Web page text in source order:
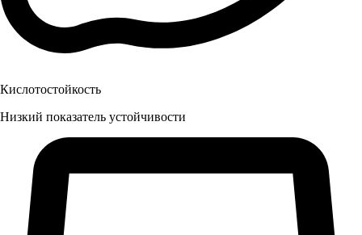
Кислотостойкость
Низкий показатель устойчивости